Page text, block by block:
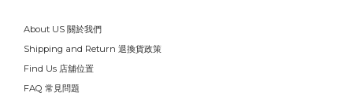
About US 關於我們
Shipping and Return 退換貨政策
Find Us 店舖位置
FAQ 常見問題